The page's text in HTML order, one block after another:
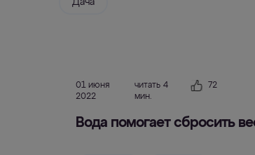
Дача
01 июня
2022
читать 4
мин.
72
Вода помогает сбросить